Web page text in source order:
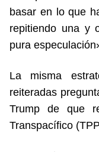
basar en lo que
repitiendo una y
pura
La misma
reiteradas
Trump de que
Transpacífico